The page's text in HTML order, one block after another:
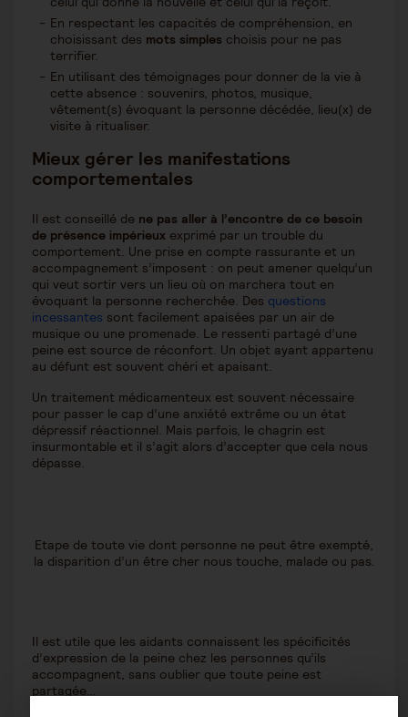
En respectant les capacités de compréhension, en
choisissant des mots simples choisis pour ne pas
terrifier.
En utilisant des témoignages pour donner de la vie à
cette absence : souvenirs, photos, musique,
vêtement(s) évoquant la personne décédée, lieu(x) de
visite à ritualiser.
Mieux gérer les manifestations
comportementales
Il est conseillé de ne pas aller à l’encontre de ce besoin
de présence impérieux exprimé par un trouble du
comportement. Une prise en compte rassurante et un
accompagnement s’imposent : on peut amener quelqu’un
qui veut sortir vers un lieu où on marchera tout en
évoquant la personne recherchée. Des questions
incessantes sont facilement apaisées par un air de
musique ou une promenade. Le ressenti partagé d’une
peine est source de réconfort. Un objet ayant appartenu
au défunt est souvent chéri et apaisant.
Un traitement médicamenteux est souvent nécessaire
pour passer le cap d’une anxiété extrême ou un état
dépressif réactionnel. Mais parfois, le chagrin est
insurmontable et il s’agit alors d’accepter que cela nous
dépasse.
Etape de toute vie dont personne ne peut être exempté,
la disparition d’un être cher nous touche, malade ou pas.
Il est utile que les aidants connaissent les spécificités
d’expression de la peine chez les personnes qu’ils
accompagnent, sans oublier que toute peine est
partagée…